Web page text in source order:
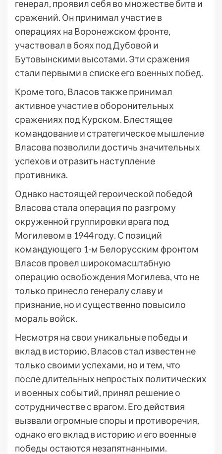
генерал, проявил себя во множестве битв и
сражений. Он принимал участие в
операциях на Воронежском фронте,
участвовал в боях под Дубовой и
Бутовынскими высотами. Эти сражения
стали первыми в списке его военных побед.
Кроме того, Власов также принимал
активное участие в оборонительных
сражениях под Курском. Блестящее
командование и стратегическое мышление
Власова позволили достичь значительных
успехов и отразить наступление
противника.
Однако настоящей героической победой
Власова стала операция по разгрому
окруженной группировки врага под
Могилевом в 1944 году. С позиций
командующего 1-м Белорусским фронтом
Власов провел широкомасштабную
операцию освобождения Могилева, что не
только принесло генералу славу и
признание, но и существенно повысило
мораль войск.
Несмотря на свои уникальные победы и
вклад в историю, Власов стал известен не
только своими успехами, но и тем, что
после длительных непростых политических
и военных событий, принял решение о
сотрудничестве с врагом. Его действия
вызвали огромные споры и противоречия,
однако его вклад в историю и его военные
победы остаются незапятнанными.